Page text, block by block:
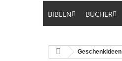
BIBELN BÜCHER
Geschenkideen